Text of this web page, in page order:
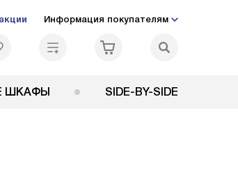
Информация покупателям
ШКАФЫ SIDE-BY-SIDE